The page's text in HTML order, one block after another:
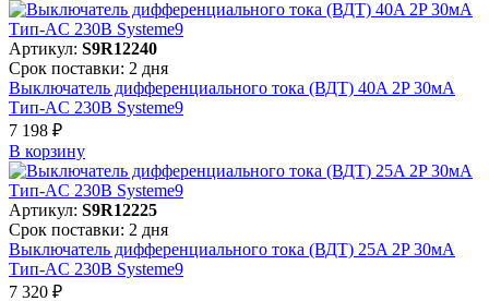
Артикул: S9R12240
Срок поставки: 2 дня
Выключатель дифференциального тока (ВДТ) 40A 2P 30мА
Тип-AC 230В Systeme9
7 198 ₽
В корзинy
Артикул: S9R12225
Срок поставки: 2 дня
Выключатель дифференциального тока (ВДТ) 25A 2P 30мА
Тип-AC 230В Systeme9
7 320 ₽